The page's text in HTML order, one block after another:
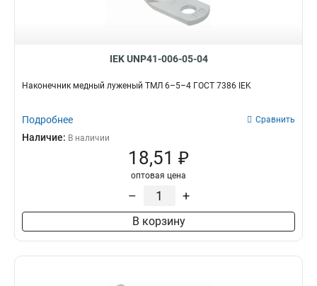
IEK UNP41-006-05-04
Наконечник медный луженый ТМЛ 6–5–4 ГОСТ 7386 IEK
Подробнее Сравнить
Наличие: В наличии
18,51 ₽
оптовая цена
– +
В корзину